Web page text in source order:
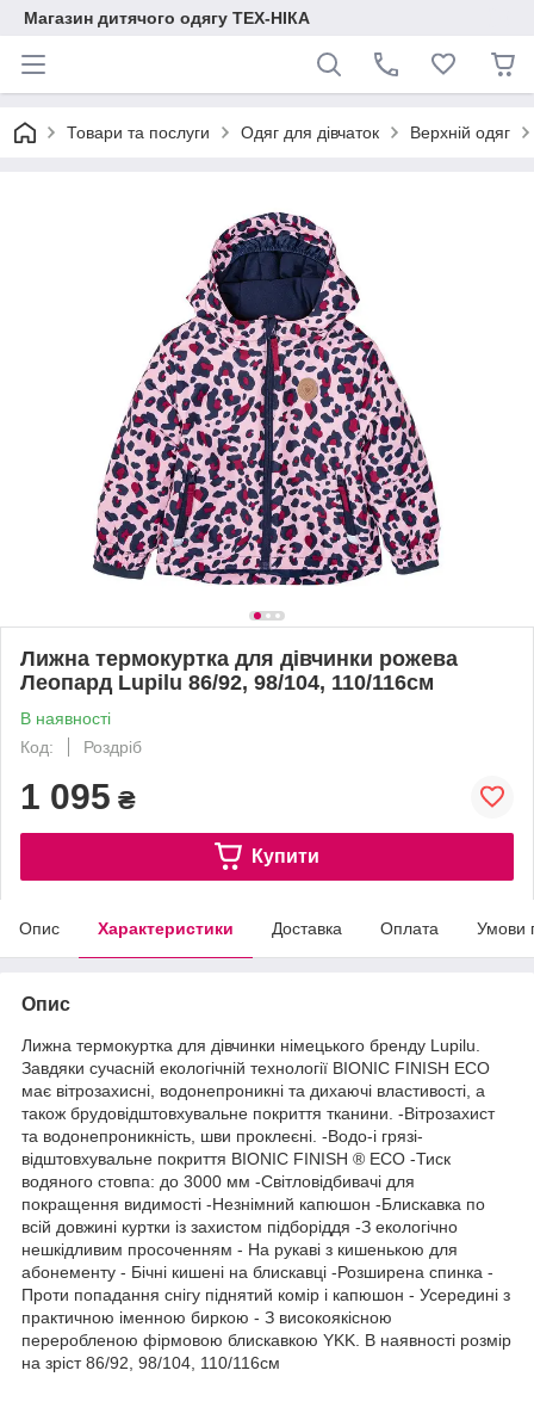
Магазин дитячого одягу ТЕХ-НІКА
Товари та послуги Одяг для дівчаток Верхній одяг
Лижна термокуртка для дівчинки рожева
Леопард Lupilu 86/92, 98/104, 110/116см
В наявності
Код:
Роздріб
1 095 ₴
Купити
Опис Характеристики Доставка Оплата Умови
Опис
Лижна термокуртка для дівчинки німецького бренду Lupilu.
Завдяки сучасній екологічній технології BIONIC FINISH ECO
має вітрозахисні, водонепроникні та дихаючі властивості, а
також брудовідштовхувальне покриття тканини. -Вітрозахист
та водонепроникність, шви проклеєні. -Водо-і грязі-
відштовхувальне покриття BIONIC FINISH ® ECO -Тиск
водяного стовпа: до 3000 мм -Світловідбивачі для
покращення видимості -Незнімний капюшон -Блискавка по
всій довжині куртки із захистом підборіддя -З екологічно
нешкідливим просоченням - На рукаві з кишенькою для
абонементу - Бічні кишені на блискавці -Розширена спинка -
Проти попадання снігу піднятий комір і капюшон - Усередині з
практичною іменною биркою - З високоякісною
переробленою фірмовою блискавкою YKK. В наявності розмір
на зріст 86/92, 98/104, 110/116см